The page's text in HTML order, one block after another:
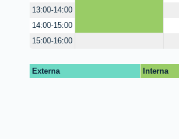
13:00-14:00
14:00-15:00
15:00-16:00
Externa Interna